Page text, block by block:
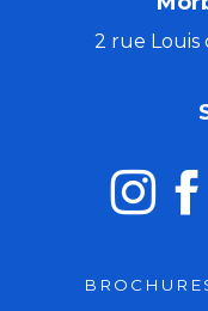
Fête de la Sardine
Puces de Mer -
Les Crêtes
Fêtes locales #1 &
2 rue Louis